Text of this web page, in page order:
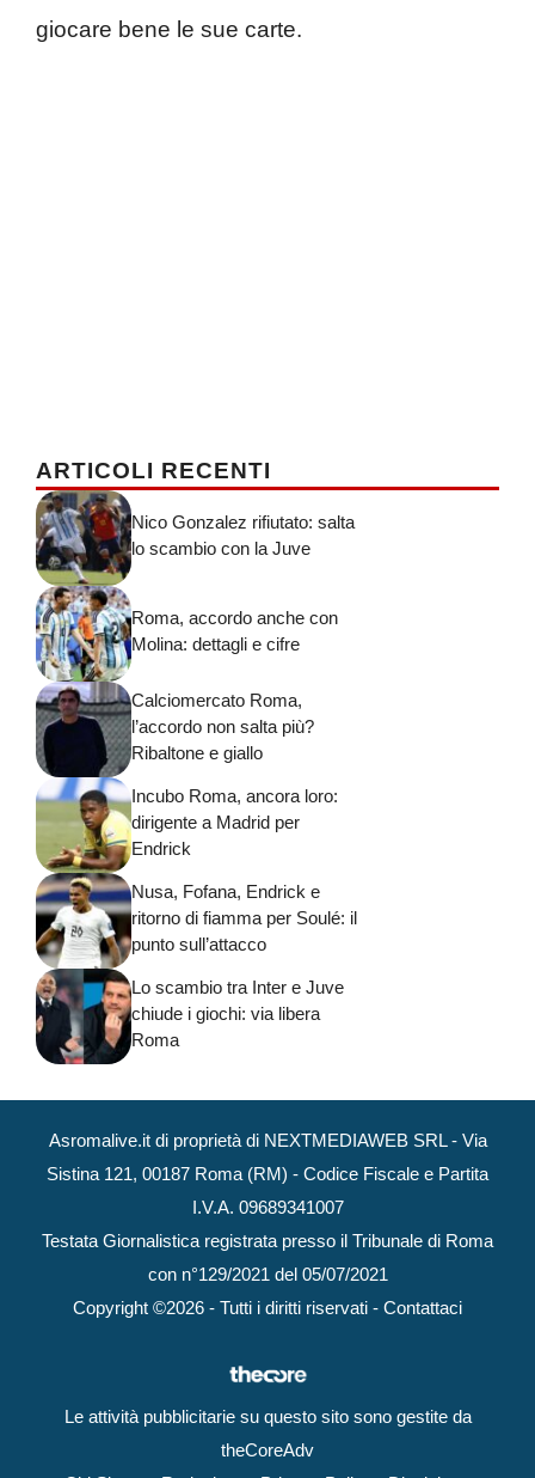
giocare bene le sue carte.
ARTICOLI RECENTI
Nico Gonzalez rifiutato: salta
lo scambio con la Juve
Roma, accordo anche con
Molina: dettagli e cifre
Calciomercato Roma,
l’accordo non salta più?
Ribaltone e giallo
Incubo Roma, ancora loro:
dirigente a Madrid per
Endrick
Nusa, Fofana, Endrick e
ritorno di fiamma per Soulé: il
punto sull’attacco
Lo scambio tra Inter e Juve
chiude i giochi: via libera
Roma
Asromalive.it di proprietà di NEXTMEDIAWEB SRL - Via
Sistina 121, 00187 Roma (RM) - Codice Fiscale e Partita
I.V.A. 09689341007
Testata Giornalistica registrata presso il Tribunale di Roma
con n°129/2021 del 05/07/2021
Copyright ©2026 - Tutti i diritti riservati - Contattaci
Le attività pubblicitarie su questo sito sono gestite da
theCoreAdv